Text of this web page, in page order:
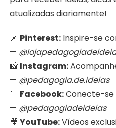
atualizadas diariamente!
📌 Pinterest: Inspire-se
—
📸 Instagram:
— @pedagogia.de.ideias
📘 Facebook:Conecte-se
— @pedagogiadeideias
🎥 YouTube:Vídeos